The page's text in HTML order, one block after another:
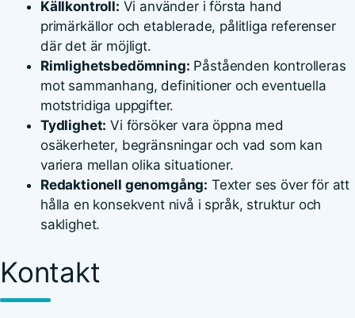
Källkontroll: Vi använder i första hand
primärkällor och etablerade, pålitliga referenser
där det är möjligt.
Rimlighetsbedömning: Påståenden kontrolleras
mot sammanhang, definitioner och eventuella
motstridiga uppgifter.
Tydlighet: Vi försöker vara öppna med
osäkerheter, begränsningar och vad som kan
variera mellan olika situationer.
Redaktionell genomgång: Texter ses över för att
hålla en konsekvent nivå i språk, struktur och
saklighet.
Kontakt